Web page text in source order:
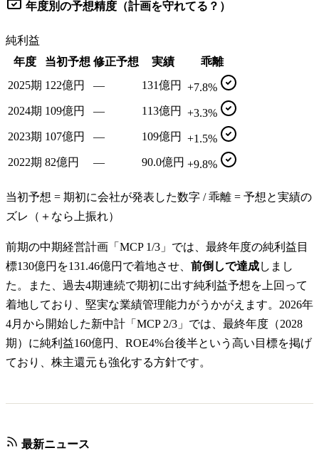
年度別の予想精度（計画を守れてる？）
純利益
年度
当初予想 修正予想 実績
乖離
2025期 122億円 — 131億円
+7.8%
2024期 109億円 — 113億円
+3.3%
2023期 107億円 — 109億円
+1.5%
2022期 82億円 — 90.0億円 +9.8%
当初予想 = 期初に会社が発表した数字 / 乖離 = 予想と実績の
ズレ（＋なら上振れ）
前期の中期経営計画「MCP 1/3」では、最終年度の純利益目
標130億円を131.46億円で着地させ、 前倒しで達成しまし
た。また、過去4期連続で期初に出す純利益予想を上回って
着地しており、堅実な業績管理能力がうかがえます。2026年
4月から開始した新中計「MCP 2/3」では、最終年度（2028
期）に純利益160億円、ROE4%台後半という高い目標を掲げ
ており、株主還元も強化する方針です。
最新ニュース